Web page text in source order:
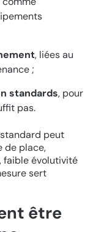
, liées au
;
standards, pour
pas.
peut
de place,
faible évolutivité
sert
être